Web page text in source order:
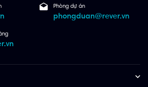
Phòng dự án
phongduan@rever.vn